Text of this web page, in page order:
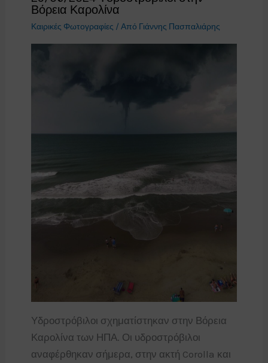
Βόρεια Καρολίνα
Καιρικές Φωτογραφίες / Από Γιάννης Πασπαλιάρης
Υδροστρόβιλοι σχηματίστηκαν στην Βόρεια
Καρολίνα των ΗΠΑ. Οι υδροστρόβιλοι
αναφέρθηκαν σήμερα, στην ακτή Corolla και